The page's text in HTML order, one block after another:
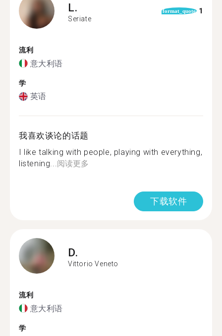
L.
Seriate
format_quote 1
流利
意大利语
学
英语
我喜欢谈论的话题
I like talking with people, playing with everything,
listening...阅读更多
下载软件
D.
Vittorio Veneto
流利
意大利语
学